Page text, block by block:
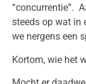
“concurrentie”.
steeds op wat in
we nergens een
Kortom, wie het